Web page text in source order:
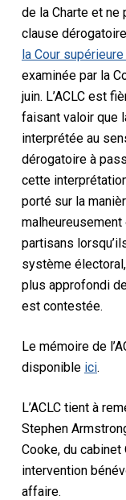
de la Charte et ne
clause
la Cour
examinée par la
juin. L’ACLC est
faisant valoir que
interprétée au
dérogatoire à
cette
porté sur la
partisans
système
plus approfondi
est contestée.
Le mémoire de
disponible ici.
L’ACLC tient à
Stephen
Cooke, du cabinet
intervention
affaire.